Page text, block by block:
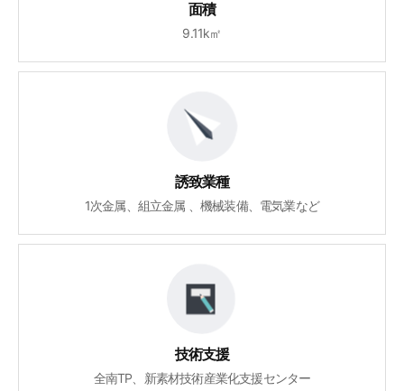
面積
9.11k㎡
誘致業種
1次金属、組立金属 、機械装備、電気業など
技術支援
全南TP、新素材技術産業化支援センター